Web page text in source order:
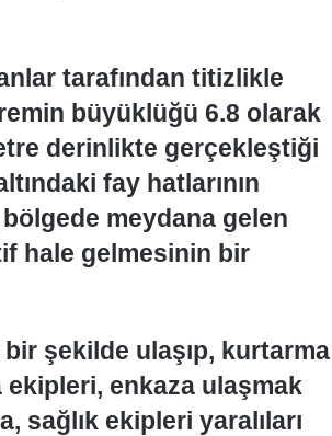
tarafından titizlikle
büyüklüğü 6.8 olarak
derinlikte gerçekleştiği
fay hatlarının
meydana gelen
hale gelmesinin bir
şekilde ulaşıp, kurtarma
ekipleri, enkaza ulaşmak
sağlık ekipleri yaralıları